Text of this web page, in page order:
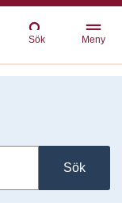
Sök Meny
Sök